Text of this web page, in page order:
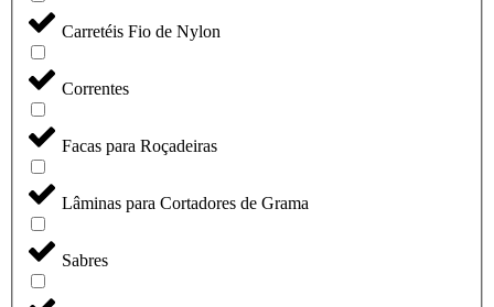
Carretéis Fio de Nylon
Correntes
Facas para Roçadeiras
Lâminas para Cortadores de Grama
Sabres